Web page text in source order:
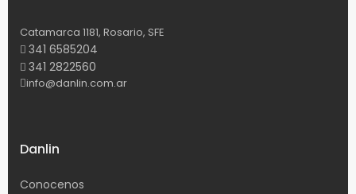
Catamarca 1181, Rosario, SFE
341 6585204
341 2822560
info@danlin.com.ar
Danlin
Conocenos